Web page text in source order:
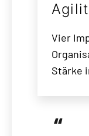
Vier
Stärke